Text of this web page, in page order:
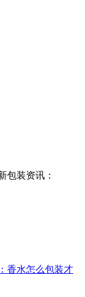
包装资讯：
香水怎么包装才